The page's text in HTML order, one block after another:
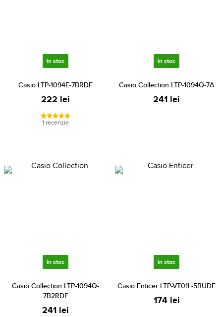
în stoc
Casio LTP-1094E-7BRDF
222 lei
1 recenzie
în stoc
Casio Collection LTP-1094Q-7A
241 lei
în stoc
Casio Collection LTP-1094Q-
7B2RDF
241 lei
în stoc
Casio Enticer LTP-VT01L-5BUDF
174 lei